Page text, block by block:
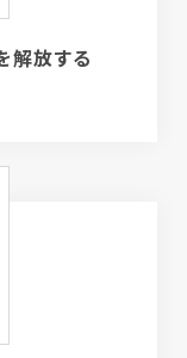
解放する